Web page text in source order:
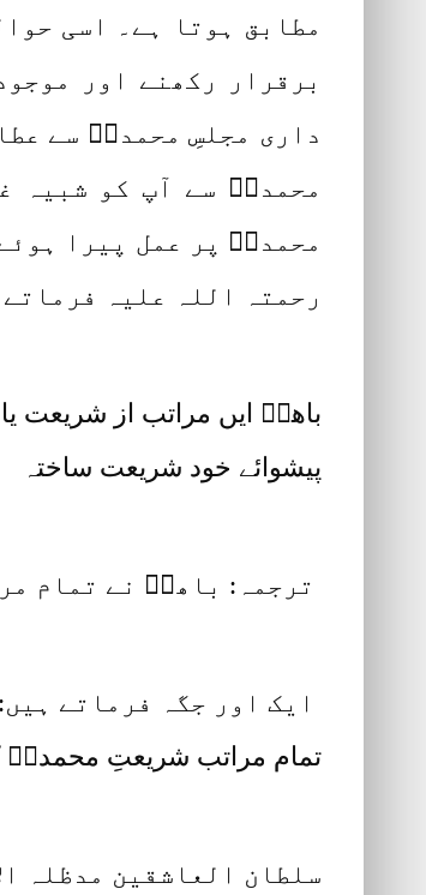
مطابق ہوتا ہے۔ اسی
برقرار رکھنے اور
داری مجلسِ محمدیؐ سے
محمدیؐ سے آپ کو شبیہ
محمدیؐ پر عمل پیرا
رحمتہ اللہ علیہ
باھوؒ ایں مراتب از شریعت
پیشوائے خود شریعت ساختہ
ترجمہ: باھوؒ نے تمام
ایک اور جگہ فرماتے ہیں:
تمام مراتب شریعتِ محمدیؐ
سلطان العاشقین مدظلہ